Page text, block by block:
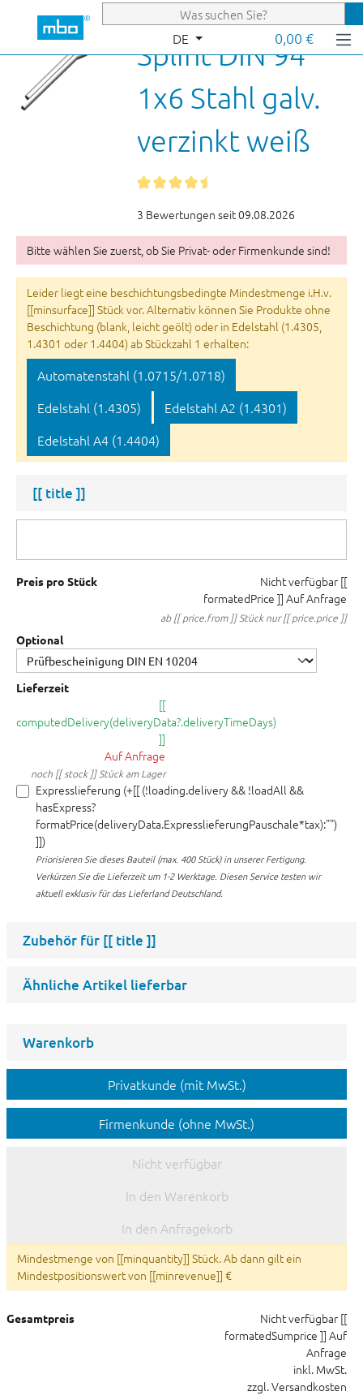
Zum Hauptinhalt springen
DE 0,00 €
Splint DIN 94
1x6 Stahl galv.
verzinkt weiß
3 Bewertungen seit 09.08.2026
Bitte wählen Sie zuerst, ob Sie Privat- oder Firmenkunde sind!
Leider liegt eine beschichtungsbedingte Mindestmenge i.H.v.
[[minsurface]] Stück vor. Alternativ können Sie Produkte ohne
Beschichtung (blank, leicht geölt) oder in Edelstahl (1.4305,
1.4301 oder 1.4404) ab Stückzahl 1 erhalten:
Automatenstahl (1.0715/1.0718)
Edelstahl (1.4305)
Edelstahl A2 (1.4301)
Edelstahl A4 (1.4404)
[[ title ]]
Preis pro Stück Nicht verfügbar [[
formatedPrice ]] Auf Anfrage
ab [[ price.from ]] Stück nur [[ price.price ]]
Optional
Lieferzeit
[[
computedDelivery(deliveryData?.deliveryTimeDays)
]]
Auf Anfrage
noch [[ stock ]] Stück am Lager
Expresslieferung (+[[ (!loading.delivery && !loadAll &&
hasExpress?
formatPrice(deliveryData.ExpresslieferungPauschale*tax):"")
]])
Priorisieren Sie dieses Bauteil (max. 400 Stück) in unserer Fertigung.
Verkürzen Sie die Lieferzeit um 1-2 Werktage. Diesen Service testen wir
aktuell exklusiv für das Lieferland Deutschland.
Zubehör für [[ title ]]
Ähnliche Artikel lieferbar
Warenkorb
Privatkunde (mit MwSt.)
Firmenkunde (ohne MwSt.)
Nicht verfügbar
In den Warenkorb
In den Anfragekorb
Mindestmenge von [[minquantity]] Stück. Ab dann gilt ein
Mindestpositionswert von [[minrevenue]] €
Gesamtpreis Nicht verfügbar [[
formatedSumprice ]] Auf
Anfrage
inkl. MwSt.
zzgl. Versandkosten